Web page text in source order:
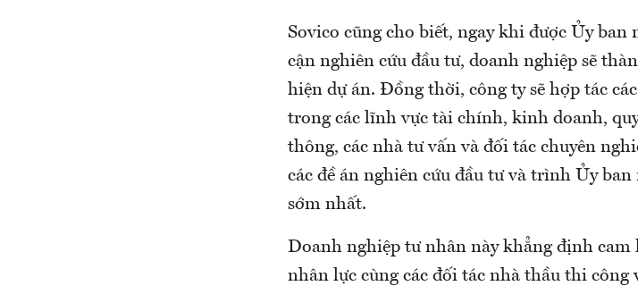
Sovico cũng cho biết, ngay khi được Ủy
cận nghiên cứu đầu tư, doanh nghiệp sẽ
hiện dự án. Đồng thời, công ty sẽ hợp tác
trong các lĩnh vực tài chính, kinh doanh,
thông, các nhà tư vấn và đối tác chuyên
các đề án nghiên cứu đầu tư và trình Ủy
sớm nhất.
Doanh nghiệp tư nhân này khẳng định cam
nhân lực cùng các đối tác nhà thầu thi